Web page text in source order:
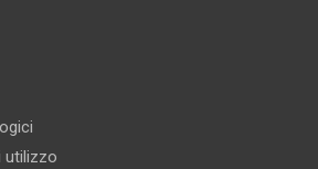
utilizzo